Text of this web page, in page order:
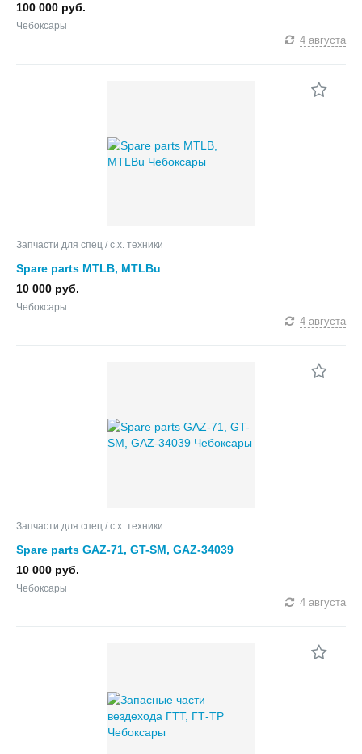
100 000 руб.
Чебоксары
4 августа
Запчасти для спец / с.х. техники
Spare parts MTLB, MTLBu
10 000 руб.
Чебоксары
4 августа
Запчасти для спец / с.х. техники
Spare parts GAZ-71, GT-SM, GAZ-34039
10 000 руб.
Чебоксары
4 августа